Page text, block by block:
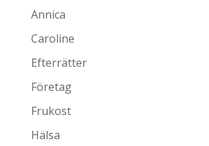
Annica
Caroline
Efterrätter
Företag
Frukost
Hälsa